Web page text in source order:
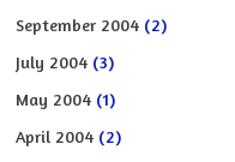
September 2004 (2)
July 2004 (3)
May 2004 (1)
April 2004 (2)